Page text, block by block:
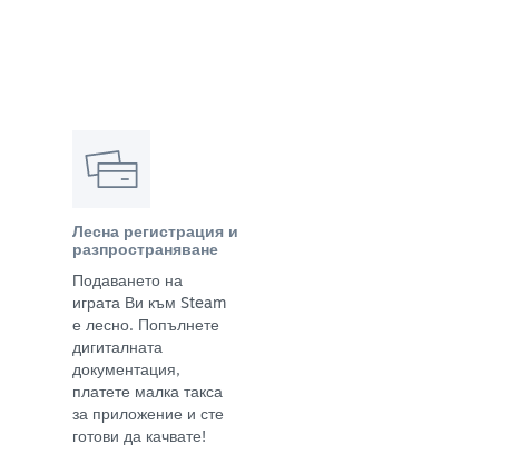
Лесна регистрация и
разпространяване
Подаването на
играта Ви към Steam
е лесно. Попълнете
дигиталната
документация,
платете малка такса
за приложение и сте
готови да качвате!